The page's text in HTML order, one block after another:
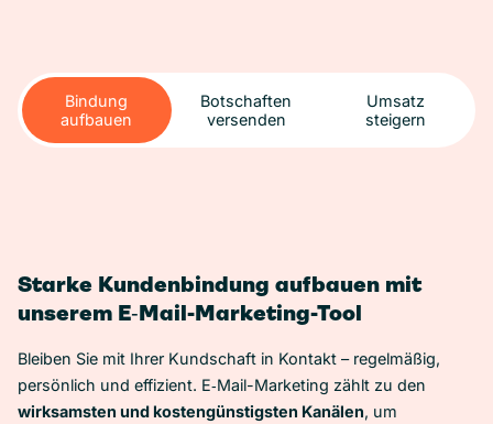
Bindung
aufbauen
Botschaften
versenden
Umsatz
steigern
Starke Kundenbindung aufbauen mit
unserem E‑Mail-Marketing-Tool
Bleiben Sie mit Ihrer Kundschaft in Kontakt – regelmäßig,
persönlich und effizient. E‑Mail-Marketing zählt zu den
wirksamsten und kostengünstigsten Kanälen, um